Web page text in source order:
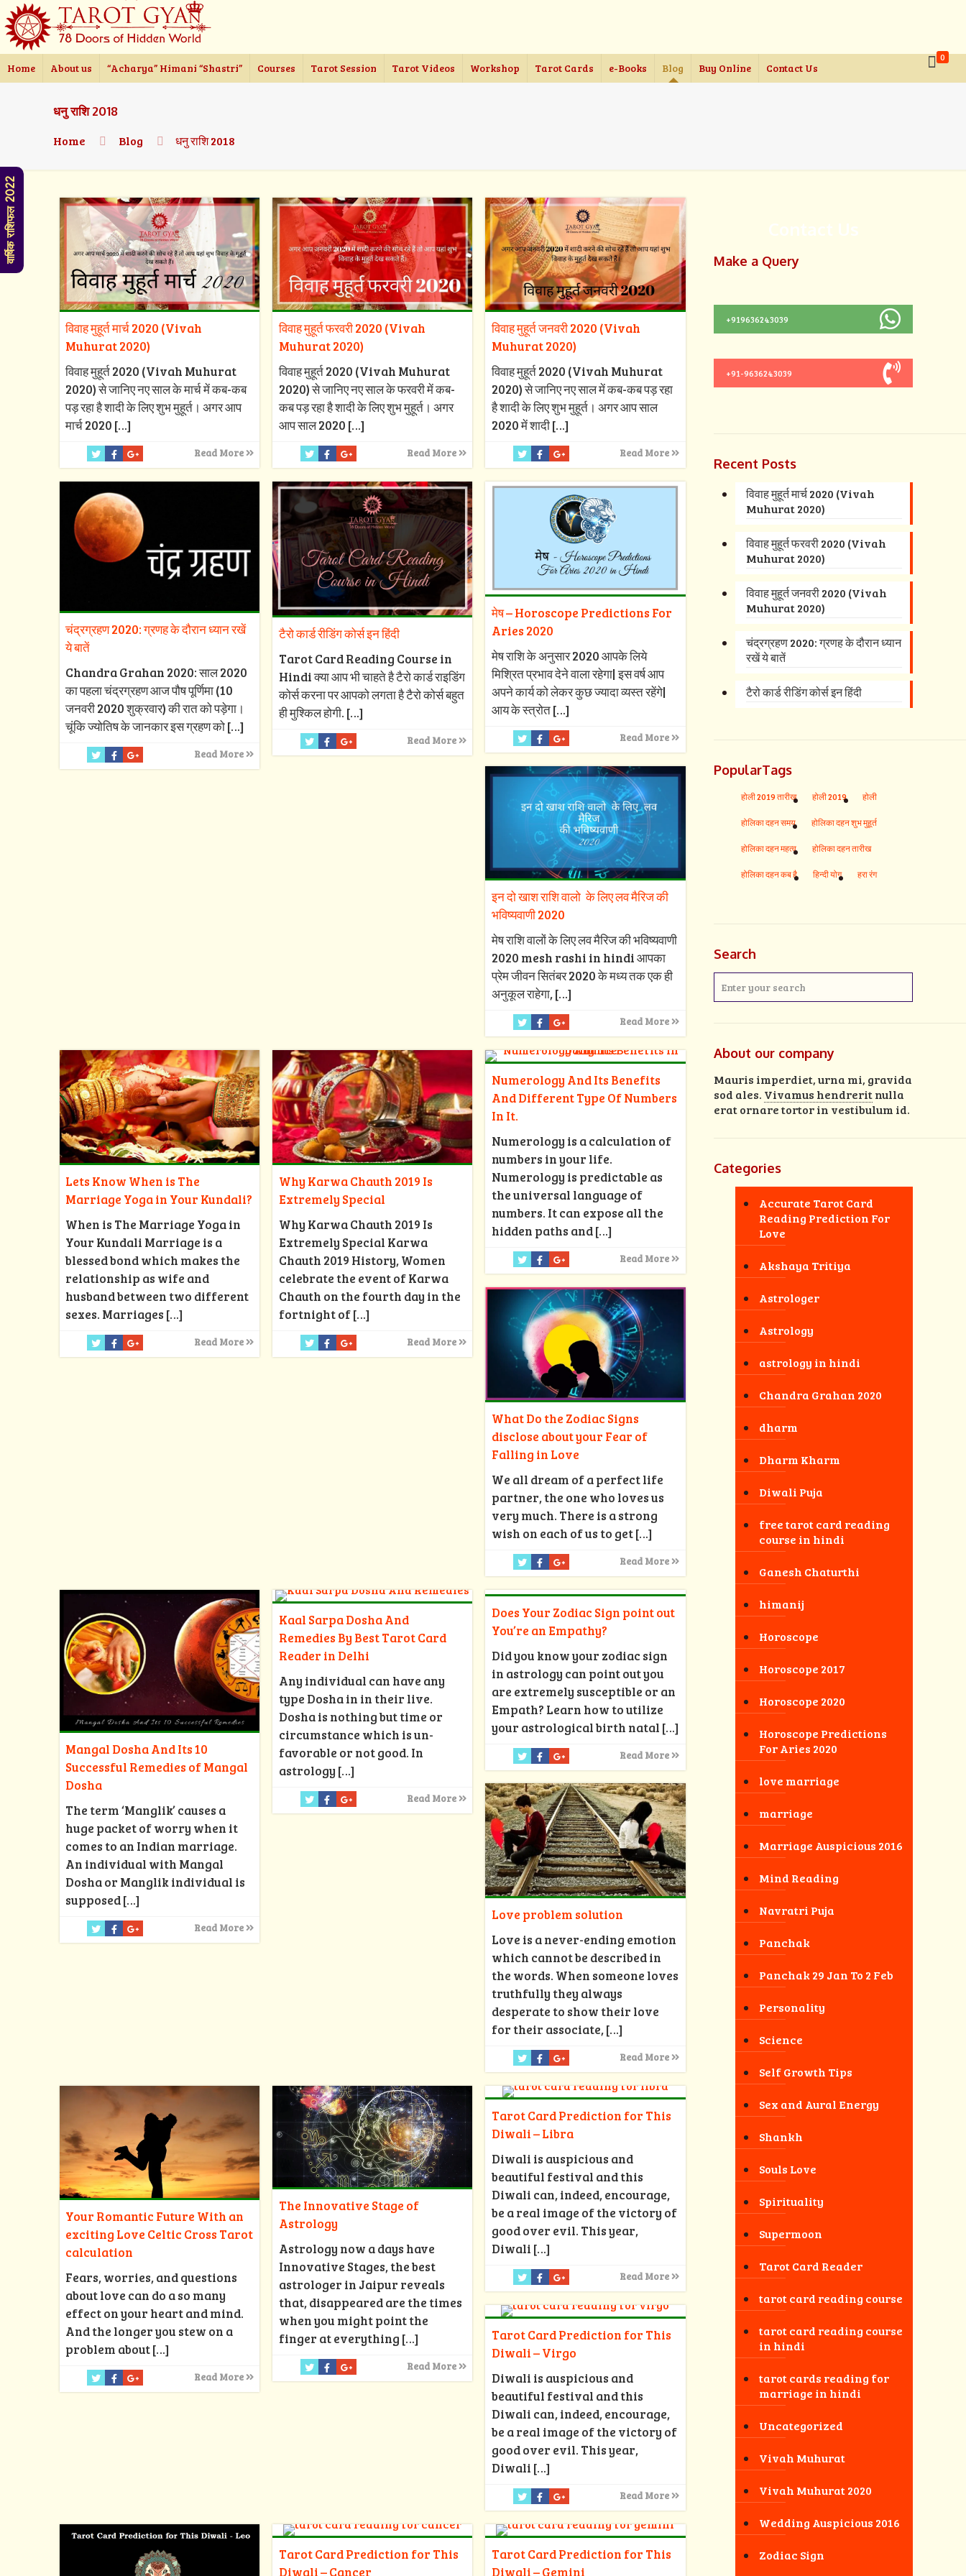
Home About us “Acharya” Himani “Shastri” Courses Tarot Session Tarot Videos Workshop Tarot Cards e-Books Blog Buy Online Contact Us
0
धनु राशि 2018
Home
Blog धनु राशि 2018
विवाह मुहूर्त मार्च 2020 (Vivah
Muhurat 2020)
विवाह मुहूर्त 2020 (Vivah Muhurat
2020) से जानिए नए साल के मार्च में कब-कब
पड़ रहा है शादी के लिए शुभ मुहूर्त। अगर आप
मार्च 2020 […]
Read More
विवाह मुहूर्त फरवरी 2020 (Vivah
Muhurat 2020)
विवाह मुहूर्त 2020 (Vivah Muhurat
2020) से जानिए नए साल के फरवरी में कब-
कब पड़ रहा है शादी के लिए शुभ मुहूर्त। अगर
आप साल 2020 […]
Read More
विवाह मुहूर्त जनवरी 2020 (Vivah
Muhurat 2020)
विवाह मुहूर्त 2020 (Vivah Muhurat
2020) से जानिए नए साल में कब-कब पड़ रहा
है शादी के लिए शुभ मुहूर्त। अगर आप साल
2020 में शादी[…]
Read More
चंद्रग्रहण 2020: ग्रणह के दौरान ध्यान रखें
ये बातें
Chandra Grahan 2020: साल 2020
का पहला चंद्रग्रहण आज पौष पूर्णिमा (10
जनवरी 2020 शुक्रवार) की रात को पड़ेगा।
चूंकि ज्योतिष के जानकार इस ग्रहण को[…]
Read More
टैरो कार्ड रीडिंग कोर्स इन हिंदी
Tarot Card Reading Course in
Hindi क्या आप भी चाहते है टैरो कार्ड राइडिंग
कोर्स करना पर आपको लगता है टैरो कोर्स बहुत
ही मुश्किल होगी. […]
Read More
मेष – Horoscope Predictions For
Aries 2020
मेष राशि के अनुसार 2020 आपके लिये
मिश्रित प्रभाव देने वाला रहेगा| इस वर्ष आप
अपने कार्य को लेकर कुछ ज्यादा व्यस्त रहेंगे|
आय के स्त्रोत[…]
Read More
इन दो खाश राशि वालो के लिए लव मैरिज की
भविष्यवाणी 2020
मेष राशि वालों के लिए लव मैरिज की भविष्यवाणी
2020 mesh rashi in hindi आपका
प्रेम जीवन सितंबर 2020 के मध्य तक एक ही
अनुकूल राहेगा,[…]
Read More
Lets Know When is The
Marriage Yoga in Your Kundali?
When is The Marriage Yoga in
Your Kundali Marriage is a
blessed bond which makes the
relationship as wife and
husband between two different
sexes. Marriages […]
Read More
Why Karwa Chauth 2019 Is
Extremely Special
Why Karwa Chauth 2019 Is
Extremely Special Karwa
Chauth 2019 History, Women
celebrate the event of Karwa
Chauth on the fourth day in the
fortnight of[…]
Read More
Numerology And Its Benefits
And Different Type Of Numbers
In It.
Numerology is a calculation of
numbers in your life.
Numerology is predictable as
the universal language of
numbers. It can expose all the
hidden paths and[…]
Read More
What Do the Zodiac Signs
disclose about your Fear of
Falling in Love
We all dream of a perfect life
partner, the one who loves us
very much. There is a strong
wish on each of us to get[…]
Read More
Mangal Dosha And Its 10
Successful Remedies of Mangal
Dosha
The term ‘Manglik’ causes a
huge packet of worry when it
comes to an Indian marriage.
An individual with Mangal
Dosha or Manglik individual is
supposed[…]
Read More
Kaal Sarpa Dosha And
Remedies By Best Tarot Card
Reader in Delhi
Any individual can have any
type Dosha in in their live.
Dosha is nothing but time or
circumstance which is un-
favorable or not good. In
astrology […]
Read More
Does Your Zodiac Sign point out
You’re an Empathy?
Did you know your zodiac sign
in astrology can point out you
are extremely susceptible or an
Empath? Learn how to utilize
your astrological birth natal […]
Read More
Love problem solution
Love is a never-ending emotion
which cannot be described in
the words. When someone loves
truthfully they always
desperate to show their love
for their associate,[…]
Read More
Your Romantic Future With an
exciting Love Celtic Cross Tarot
calculation
Fears, worries, and questions
about love can do a so many
effect on your heart and mind.
And the longer you stew on a
problem about[…]
Read More
The Innovative Stage of
Astrology
Astrology now a days have
Innovative Stages, the best
astrologer in Jaipur reveals
that, disappeared are the times
when you might point the
finger at everything […]
Read More
Tarot Card Prediction for This
Diwali – Libra
Diwali is auspicious and
beautiful festival and this
Diwali can, indeed, encourage,
be a real image of the victory of
good over evil. This year,
Diwali […]
Read More
Tarot Card Prediction for This
Diwali – Virgo
Diwali is auspicious and
beautiful festival and this
Diwali can, indeed, encourage,
be a real image of the victory of
good over evil. This year,
Diwali […]
Read More
Tarot Card Prediction for This
Diwali – Cancer
Tarot Card Prediction for This
Diwali – Gemini
Make a Query
+919636243039
+91-9636243039
Recent Posts
विवाह मुहूर्त मार्च 2020 (Vivah
Muhurat 2020)
विवाह मुहूर्त फरवरी 2020 (Vivah
Muhurat 2020)
विवाह मुहूर्त जनवरी 2020 (Vivah
Muhurat 2020)
चंद्रग्रहण 2020: ग्रणह के दौरान ध्यान
रखें ये बातें
टैरो कार्ड रीडिंग कोर्स इन हिंदी
PopularTags
होली 2019 तारीख होली 2019 होली
होलिका दहन समय होलिका दहन शुभ मुहूर्त
होलिका दहन महत्व होलिका दहन तारीख
होलिका दहन कब है हिन्दी योग हरा रंग
Search
About our company
Mauris imperdiet, urna mi, gravida
sod ales. Vivamus hendreritnulla
erat ornare tortor in vestibulum id.
Categories
Accurate Tarot Card
Reading Prediction For
Love
Akshaya Tritiya
Astrologer
Astrology
astrology in hindi
Chandra Grahan 2020
dharm
Dharm Kharm
Diwali Puja
free tarot card reading
course in hindi
Ganesh Chaturthi
himanij
Horoscope
Horoscope 2017
Horoscope 2020
Horoscope Predictions
For Aries 2020
love marriage
marriage
Marriage Auspicious 2016
Mind Reading
Navratri Puja
Panchak
Panchak 29 Jan To 2 Feb
Personality
Science
Self Growth Tips
Sex and Aural Energy
Shankh
Souls Love
Spirituality
Supermoon
Tarot Card Reader
tarot card reading course
tarot card reading course
in hindi
tarot cards reading for
marriage in hindi
Uncategorized
Vivah Muhurat
Vivah Muhurat 2020
Wedding Auspicious 2016
Zodiac Sign
वार्षिक राशिफल 2022